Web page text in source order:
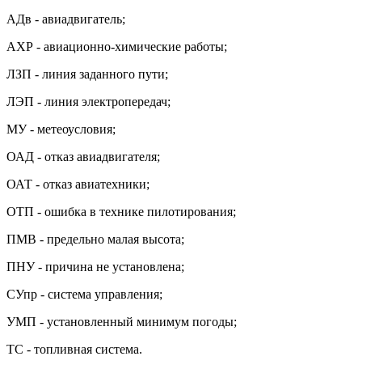
АДв - авиадвигатель;
АХР - авиационно-химические работы;
ЛЗП - линия заданного пути;
ЛЭП - линия электропередач;
МУ - метеоусловия;
ОАД - отказ авиадвигателя;
ОАТ - отказ авиатехники;
ОТП - ошибка в технике пилотирования;
ПМВ - предельно малая высота;
ПНУ - причина не установлена;
СУпр - система управления;
УМП - установленный минимум погоды;
ТС - топливная система.